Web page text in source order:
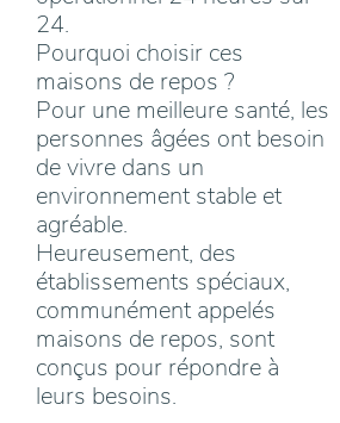
24.
Pourquoi choisir ces
maisons de repos ?
Pour une meilleure santé, les
personnes âgées ont besoin
de vivre dans un
environnement stable et
agréable.
Heureusement, des
établissements spéciaux,
communément appelés
maisons de repos, sont
conçus pour répondre à
leurs besoins.